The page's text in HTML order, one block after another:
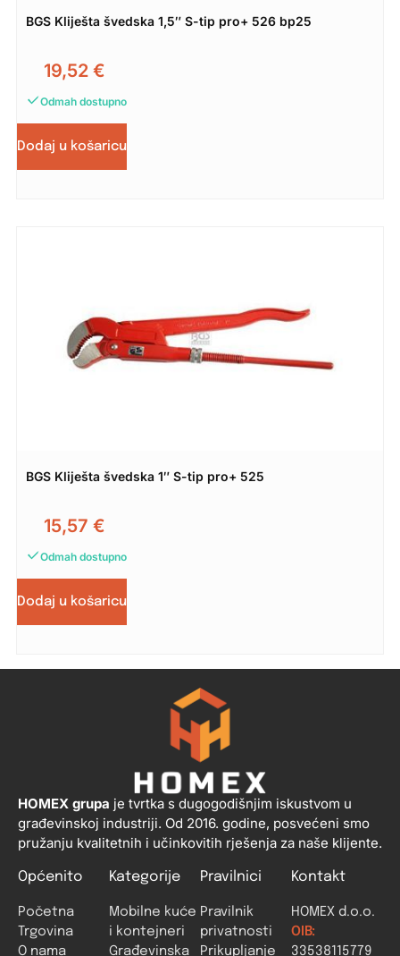
BGS Kliješta švedska 1,5″ S-tip pro+ 526 bp25
19,52 €
Odmah dostupno
Dodaj u košaricu
BGS Kliješta švedska 1″ S-tip pro+ 525
15,57 €
Odmah dostupno
Dodaj u košaricu
HOMEX grupa je tvrtka s dugogodišnjim iskustvom u
građevinskoj industriji. Od 2016. godine, posvećeni smo
pružanju kvalitetnih i učinkovitih rješenja za naše klijente.
Općenito
Početna
Trgovina
O nama
Kategorije
Mobilne kuće
i kontejneri
Građevinska
Pravilnici
Pravilnik
privatnosti
Prikupljanje
Kontakt
HOMEX d.o.o.
OIB:
33538115779